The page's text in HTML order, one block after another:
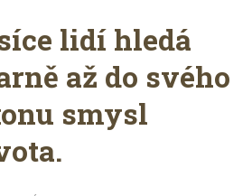
lidí hledá
až do svého
smysl